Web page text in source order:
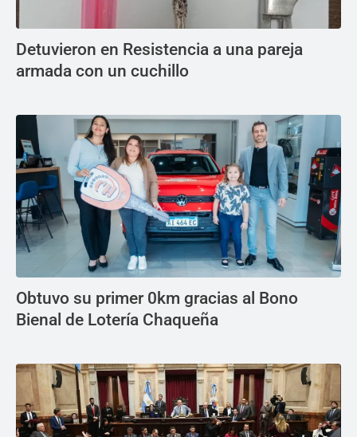
Detuvieron en Resistencia a una pareja
armada con un cuchillo
Obtuvo su primer 0km gracias al Bono
Bienal de Lotería Chaqueña